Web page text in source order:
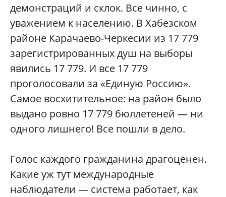
демонстраций и склок. Все чинно, с
уважением к населению. В Хабезском
районе Карачаево-Черкесии из 17 779
зарегистрированных душ на выборы
явились 17 779. И все 17 779
проголосовали за «Единую Россию».
Самое восхитительное: на район было
выдано ровно 17 779 бюллетеней — ни
одного лишнего! Все пошли в дело.
Голос каждого гражданина драгоценен.
Какие уж тут международные
наблюдатели — система работает, как